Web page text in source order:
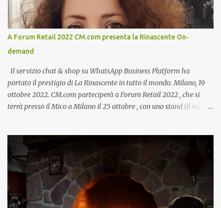
A Forum Retail 2022 CM.com presenta la Rinascente On-
demand
Il servizio chat & shop su WhatsApp Business Platform ha
portato il prestigio di La Rinascente in tutto il mondo. Milano, 19
ottobre 2022. CM.com parteciperà a Forum Retail 2022 , che si
terrà presso il Mico a Milano il 25 ottobre , con uno stand (il 4c) e
tramite WhatsApp Business ”. Il primo appuntamento è per le ore
14:30 con Cristina Parigi, Country Manager di CM.com Italia, che
terrà una presentazione dal titolo:” Il presente e futuro del
Customer care omnicanale: come incontrare le aspettative dei
clienti ”. I punti che verranno affrontati sono il Customer care, lo